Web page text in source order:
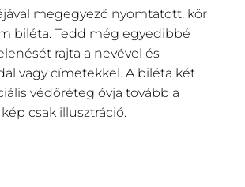
megegyező nyomtatott, kör
biléta. Tedd még egyedibbé
rajta a nevével és
vagy címetekkel. A biléta két
védőréteg óvja tovább a
csak illusztráció.